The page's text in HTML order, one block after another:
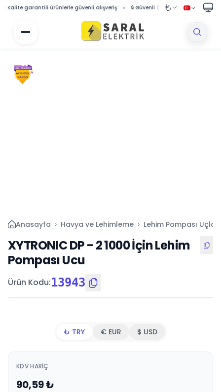
garantili ürünlerle güvenli alışveriş 🔒 Güvenli ödeme sistemi ile korumalı
Anasayfa › Havya ve Lehimleme › Lehim Pompası
XYTRONIC DP - 2 1000 İçin Lehim
Pompası Ucu
Ürün Kodu:13943
₺ TRY € EUR $ USD
KDV HARIÇ
90,59₺